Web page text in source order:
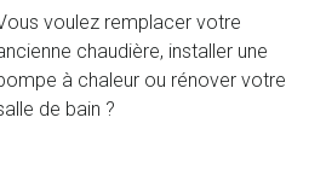
voulez remplacer votre
chaudière, installer une
à chaleur ou rénover votre
de bain ?